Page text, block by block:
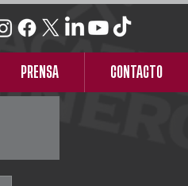
PRENSA CONTACTO